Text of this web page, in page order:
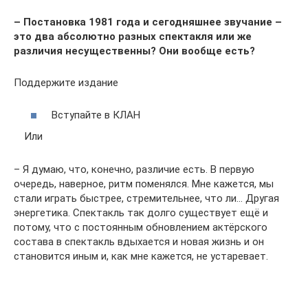
– Постановка 1981 года и сегодняшнее звучание –
это два абсолютно разных спектакля или же
различия несущественны? Они вообще есть?
Поддержите издание
Вступайте в КЛАН
Или
– Я думаю, что, конечно, различие есть. В первую
очередь, наверное, ритм поменялся. Мне кажется, мы
стали играть быстрее, стремительнее, что ли… Другая
энергетика. Спектакль так долго существует ещё и
потому, что с постоянным обновлением актёрского
состава в спектакль вдыхается и новая жизнь и он
становится иным и, как мне кажется, не устаревает.